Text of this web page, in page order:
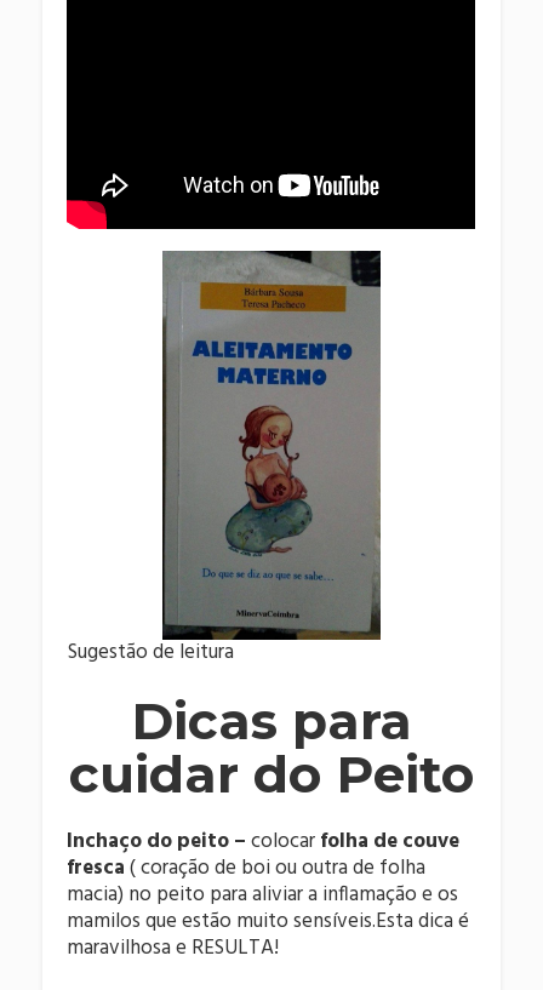
Sugestão de leitura
Dicas para
cuidar do Peito
Inchaço do peito –colocarfolha de couve
fresca( coração de boi ou outra de folha
macia) no peito para aliviar a inflamação e os
mamilos que estão muito sensíveis.Esta dica é
maravilhosa e RESULTA!